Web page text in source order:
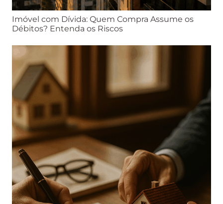
Imóvel com Dívida: Quem Compra Assume os
Débitos? Entenda os Riscos